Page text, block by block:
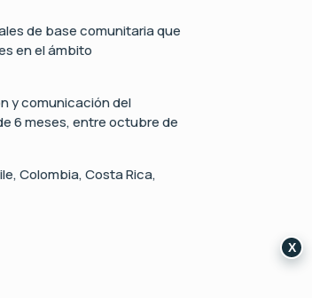
de base comunitaria que
en el ámbito
y comunicación del
6 meses, entre octubre de
Colombia, Costa Rica,
X